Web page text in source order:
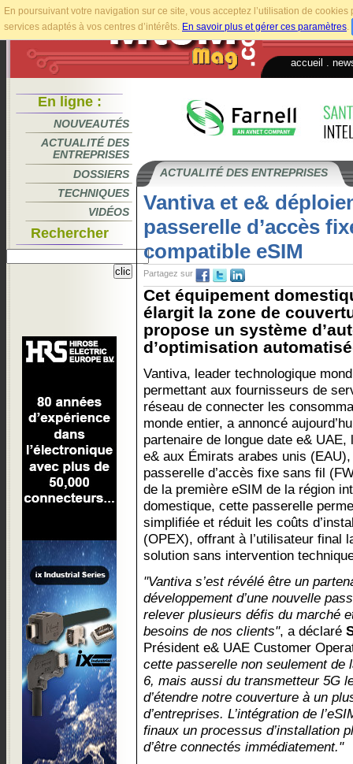
En poursuivant votre navigation sur ce site, vous acceptez l’utilisation de
services adaptés à vos centres d’intérêts. En savoir plus et gérer ces paramètres.
accueil
En ligne :
NOUVEAUTÉS
ACTUALITÉ DES
ENTREPRISES
DOSSIERS
TECHNIQUES
VIDÉOS
Rechercher
ACTUALITÉ DES ENTREPRISES
Vantiva et e&
passerelle d’accès
compatible eSIM
Partagez sur
Cet équipement
élargit la zone de
propose un système
d’optimisation
Vantiva, leader technologique
permettant aux fournisseurs de
réseau de connecter les
monde entier, a annoncé
partenaire de longue date e&
e& aux Émirats arabes unis
passerelle d’accès fixe sans fil
de la première eSIM de la région
domestique, cette passerelle
simplifiée et réduit les coûts
(OPEX), offrant à l’utilisateur final
solution sans intervention
"Vantiva s’est révélé être un
développement d’une nouvelle
relever plusieurs défis du marché
besoins de nos clients", a déclaré
Président e& UAE Customer
cette passerelle non seulement de
6, mais aussi du transmetteur 5G
d’étendre notre couverture à un
d’entreprises. L’intégration de
finaux un processus d’installation
d’être connectés immédiatement."